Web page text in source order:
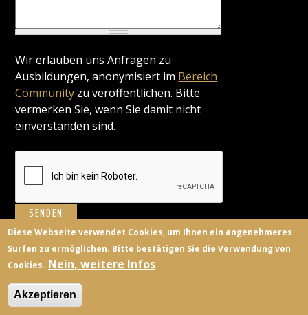
Wir erlauben uns Anfragen zu
Ausbildungen, anonymisiert im Bereich
Community zu veröffentlichen. Bitte
vermerken Sie, wenn Sie damit nicht
einverstanden sind.
BILDUNGSANBIETER KONTAKT
Diese Webseite verwendet Cookies, um Ihnen ein angenehmeres
Surfen zu ermöglichen. Bitte bestätigen Sie die Verwendung von
Cookies. Nein, weitere Infos
Akzeptieren